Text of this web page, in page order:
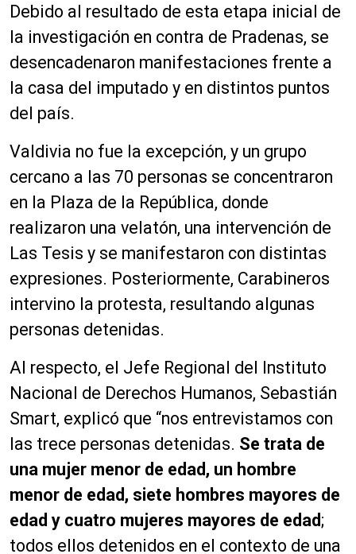
Debido al resultado de esta etapa inicial de
la investigación en contra de Pradenas, se
desencadenaron manifestaciones frente a
la casa del imputado y en distintos puntos
del país.
Valdivia no fue la excepción, y un grupo
cercano a las 70 personas se concentraron
en la Plaza de la República, donde
realizaron una velatón, una intervención de
Las Tesis y se manifestaron con distintas
expresiones. Posteriormente, Carabineros
intervino la protesta, resultando algunas
personas detenidas.
Al respecto, el Jefe Regional del Instituto
Nacional de Derechos Humanos, Sebastián
Smart, explicó que “nos entrevistamos con
las trece personas detenidas. Se trata de
una mujer menor de edad, un hombre
menor de edad, siete hombres mayores de
edad y cuatro mujeres mayores de edad ;
todos ellos detenidos en el contexto de una